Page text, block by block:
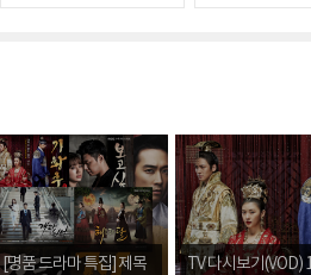
[명품 드라마 특집] 제목
TV 다시보기(VOD)